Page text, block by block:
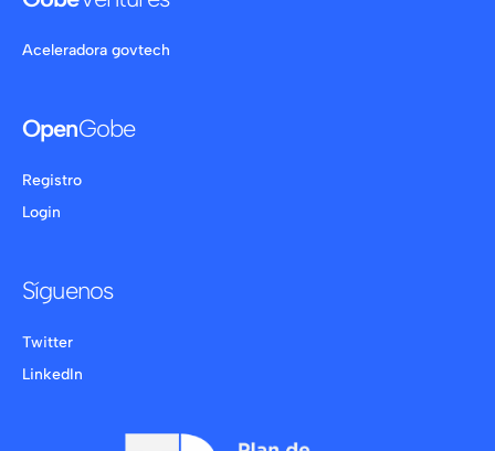
Aceleradora govtech
OpenGobe
Registro
Login
Síguenos
Twitter
LinkedIn